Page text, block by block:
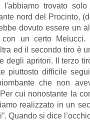
trovato
nord del Procinto,
dovuto essere un
con un certo
ed il secondo tiro è
degli apritori. Il terzo
piuttosto difficile
che non
cui nonostante la
realizzato in un
Quando si dice